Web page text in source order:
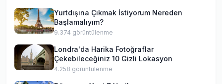
Yurtdışına Çıkmak İstiyorum Nereden
Başlamalıyım?
9.374 görüntülenme
Londra'da Harika Fotoğraflar
Çekebileceğiniz 10 Gizli Lokasyon
4.258 görüntülenme